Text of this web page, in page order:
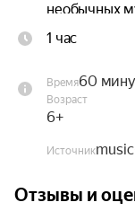
необычных
и услышат
королевой
1 час
Время60
Возраст
6+
Источник
Отзывы и